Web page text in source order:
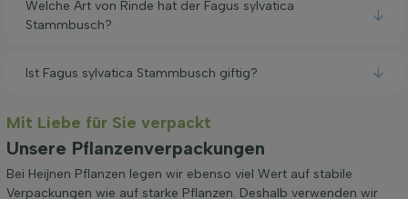
Welche Art von Rinde hat der Fagus sylvatica
Stammbusch?
Ist Fagus sylvatica Stammbusch giftig?
Mit Liebe für Sie verpackt
Unsere Pflanzenverpackungen
Bei Heijnen Pflanzen legen wir ebenso viel Wert auf stabile
Verpackungen wie auf starke Pflanzen. Deshalb verwenden wir